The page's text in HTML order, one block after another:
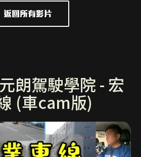
返回所有影片
朗駕駛學院 - 宏
(車cam版)